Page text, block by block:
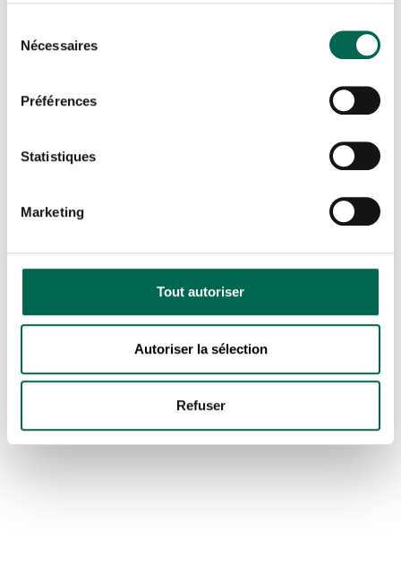
Nécessaires
Préférences
Statistiques
Marketing
Tout autoriser
Autoriser la sélection
Refuser